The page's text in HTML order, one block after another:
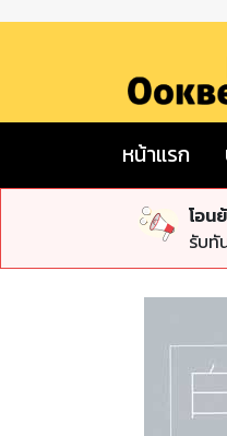
หน้าแรก
โอน
รับทั